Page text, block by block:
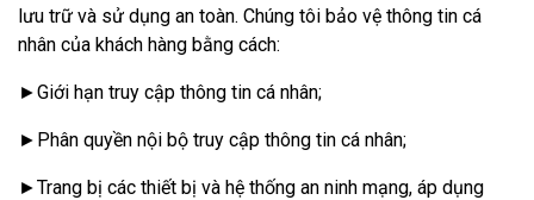
lưu trữ và sử dụng an toàn. Chúng tôi bảo vệ thông tin cá
nhân của khách hàng bằng cách:
►Giới hạn truy cập thông tin cá nhân;
►Phân quyền nội bộ truy cập thông tin cá nhân;
►Trang bị các thiết bị và hệ thống an ninh mạng, áp dụng